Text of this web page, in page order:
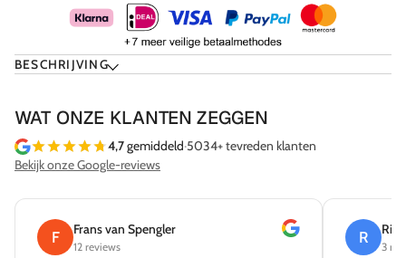
BESCHRIJVING
WAT ONZE KLANTEN ZEGGEN
4,7gemiddeld·5034+ tevreden klanten
Bekijk onze Google-reviews
F Frans van Spengler
12 reviews
R
3